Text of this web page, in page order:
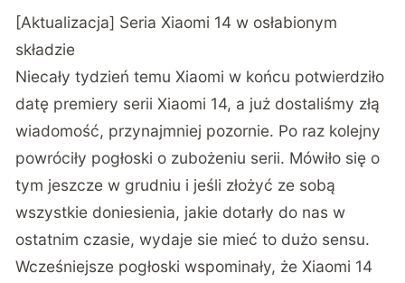
[Aktualizacja] Seria Xiaomi 14 w osłabionym
składzie
Niecały tydzień temu Xiaomi w końcu potwierdziło
datę premiery serii Xiaomi 14, a już dostaliśmy złą
wiadomość, przynajmniej pozornie. Po raz kolejny
powróciły pogłoski o zubożeniu serii. Mówiło się o
tym jeszcze w grudniu i jeśli złożyć ze sobą
wszystkie doniesienia, jakie dotarły do nas w
ostatnim czasie, wydaje sie mieć to dużo sensu.
Wcześniejsze pogłoski wspominały, że Xiaomi 14